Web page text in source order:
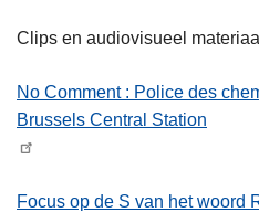
Clips en audiovisueel materiaal
No Comment : Police des
Brussels Central Station
Focus op de S van het woord